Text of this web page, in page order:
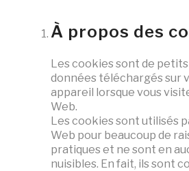
À propos des
Les cookies sont de
données téléchargés sur
appareil lorsque vous
Web.
Les cookies sont utilisés
Web pour beaucoup de
pratiques et ne sont en
nuisibles. En fait, ils sont